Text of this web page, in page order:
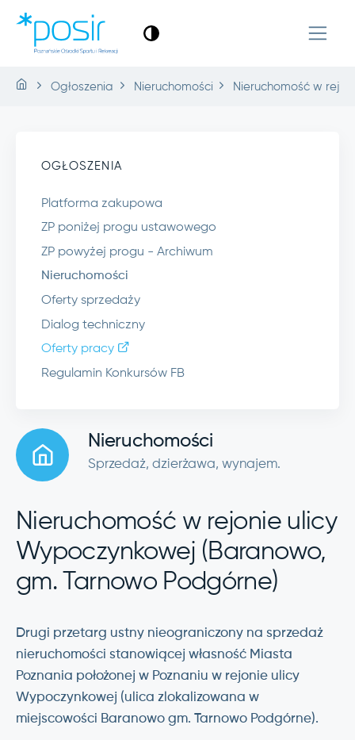
Ogłoszenia Nieruchomości Nieruchomość w
OGŁOSZENIA
Platforma zakupowa
ZP poniżej progu ustawowego
ZP powyżej progu - Archiwum
Nieruchomości
Oferty sprzedaży
Dialog techniczny
Oferty pracy
Regulamin Konkursów FB
Nieruchomości
Sprzedaż, dzierżawa, wynajem.
Nieruchomość w rejonie ulicy
Wypoczynkowej (Baranowo,
gm. Tarnowo Podgórne)
Drugi przetarg ustny nieograniczony na sprzedaż
nieruchomości stanowiącej własność Miasta
Poznania położonej w Poznaniu w rejonie ulicy
Wypoczynkowej (ulica zlokalizowana w
miejscowości Baranowo gm. Tarnowo Podgórne).